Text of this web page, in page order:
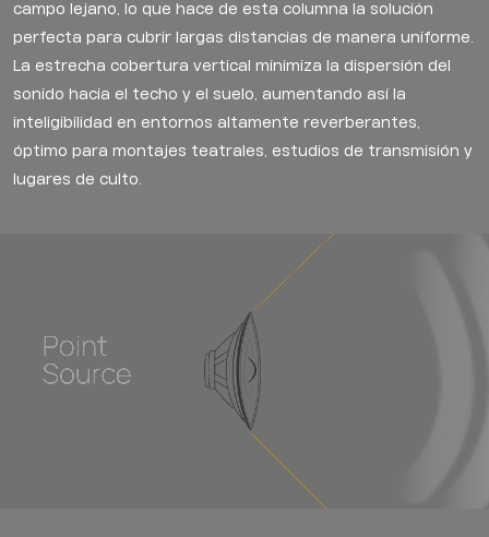
campo lejano, lo que hace de esta columna la solución
perfecta para cubrir largas distancias de manera uniforme.
La estrecha cobertura vertical minimiza la dispersión del
sonido hacia el techo y el suelo, aumentando así la
inteligibilidad en entornos altamente reverberantes,
óptimo para montajes teatrales, estudios de transmisión y
lugares de culto.